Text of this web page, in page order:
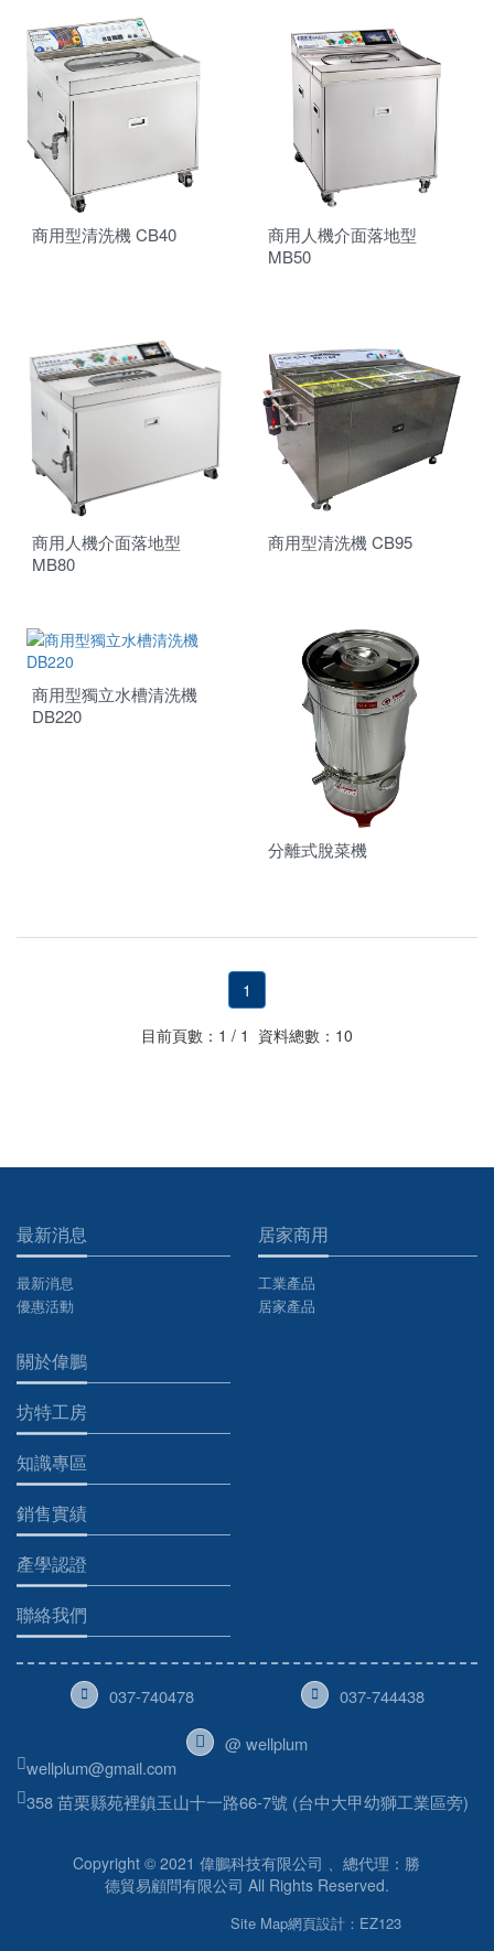
商用型清洗機 CB40
商用人機介面落地型
MB50
商用人機介面落地型
MB80
商用型清洗機 CB95
商用型獨立水槽清洗機
DB220
分離式脫菜機
1
目前頁數：1 / 1 資料總數：10
最新消息
最新消息
優惠活動
居家商用
工業產品
居家產品
關於偉鵬
坊特工房
知識專區
銷售實績
產學認證
聯絡我們
037-740478 037-744438
@ wellplum
wellplum@gmail.com
358 苗栗縣苑裡鎮玉山十一路66-7號 (台中大甲幼獅工業區旁)
Copyright © 2021 偉鵬科技有限公司 、總代理：勝
德貿易顧問有限公司 All Rights Reserved.
Site Map網頁設計：EZ123